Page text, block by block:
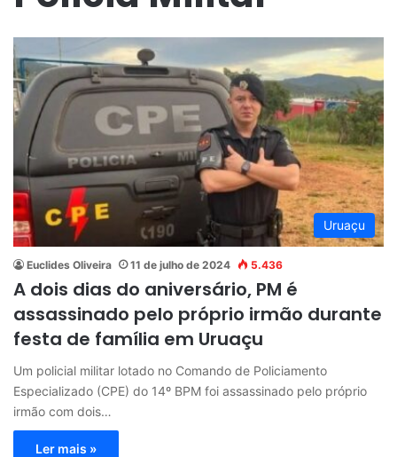
Uruaçu
Euclides Oliveira 11 de julho de 2024 5.436
A dois dias do aniversário, PM é
assassinado pelo próprio irmão durante
festa de família em Uruaçu
Um policial militar lotado no Comando de Policiamento
Especializado (CPE) do 14º BPM foi assassinado pelo próprio
irmão com dois…
Ler mais »